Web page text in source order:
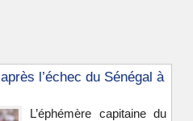
l’échec du Sénégal à
L’éphémère capitaine du